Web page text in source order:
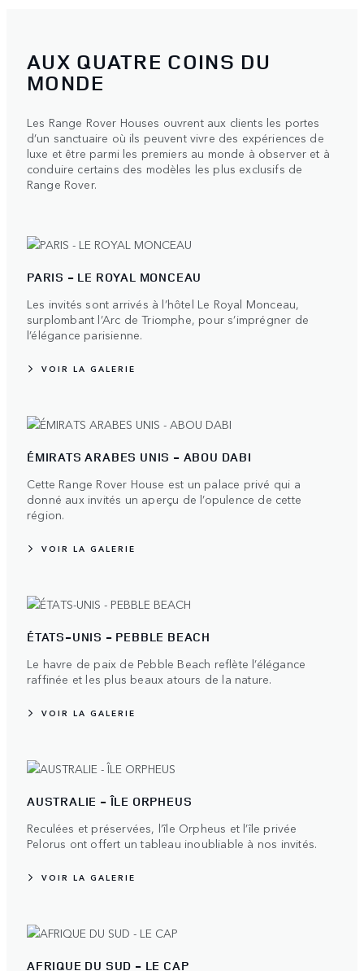
AUX QUATRE COINS DU
MONDE
Les Range Rover Houses ouvrent aux clients les portes
d’un sanctuaire où ils peuvent vivre des expériences de
luxe et être parmi les premiers au monde à observer et à
conduire certains des modèles les plus exclusifs de
Range Rover.
PARIS - LE ROYAL MONCEAU
Les invités sont arrivés à l’hôtel Le Royal Monceau,
surplombant l’Arc de Triomphe, pour s’imprégner de
l’élégance parisienne.
VOIR LA GALERIE
ÉMIRATS ARABES UNIS - ABOU DABI
Cette Range Rover House est un palace privé qui a
donné aux invités un aperçu de l’opulence de cette
région.
VOIR LA GALERIE
ÉTATS-UNIS - PEBBLE BEACH
Le havre de paix de Pebble Beach reflète l’élégance
raffinée et les plus beaux atours de la nature.
VOIR LA GALERIE
AUSTRALIE - ÎLE ORPHEUS
Reculées et préservées, l’île Orpheus et l’île privée
Pelorus ont offert un tableau inoubliable à nos invités.
VOIR LA GALERIE
AFRIQUE DU SUD - LE CAP